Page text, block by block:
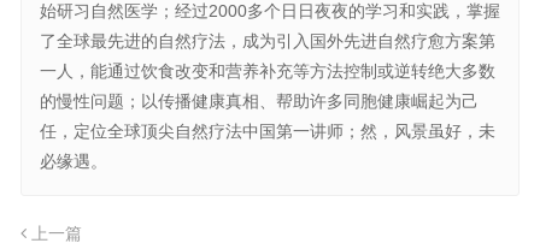
始研习自然医学；经过2000多个日日夜夜的学习和实践，掌握
了全球最先进的自然疗法，成为引入国外先进自然疗愈方案第
一人，能通过饮食改变和营养补充等方法控制或逆转绝大多数
的慢性问题；以传播健康真相、帮助许多同胞健康崛起为己
任，定位全球顶尖自然疗法中国第一讲师；然，风景虽好，未
必缘遇。
上一篇